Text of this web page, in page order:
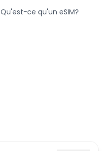
Qu'est-ce qu'un eSIM?